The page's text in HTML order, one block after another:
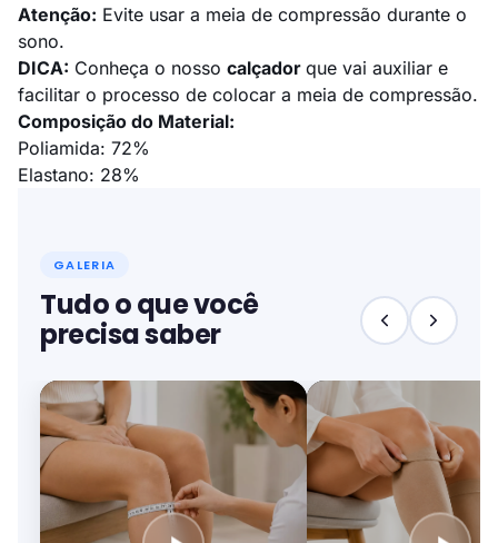
Atenção: Evite usar a meia de compressão durante o
sono.
DICA: Conheça o nosso calçador que vai auxiliar e
facilitar o processo de colocar a meia de compressão.
Composição do Material:
Poliamida: 72%
Elastano: 28%
GALERIA
Tudo o que você
precisa saber